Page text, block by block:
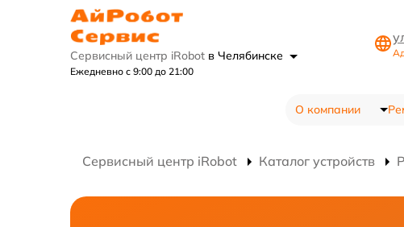
Сервисный центр iRobot в Челябинске
Ежедневно с 9:00 до 21:00
О компании
Сервисный центр iRobot Каталог устройств